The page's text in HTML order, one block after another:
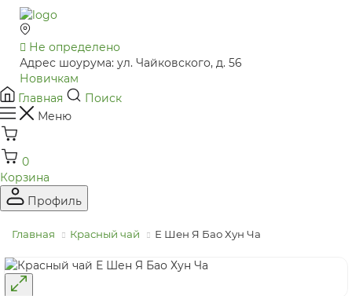
Не определено
Адрес шоурума: ул. Чайковского, д. 56
Новичкам
Главная
Поиск
Меню
0
Корзина
Профиль
Главная Красный чай Е Шен Я Бао Хун Ча